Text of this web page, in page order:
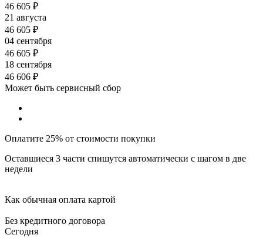
46 605 ₽
21 августа
46 605 ₽
04 сентября
46 605 ₽
18 сентября
46 606 ₽
Может быть сервисный сбор
Оплатите 25% от стоимости покупки
Оставшиеся 3 части спишутся автоматически с шагом в две
недели
Как обычная оплата картой
Без кредитного договора
Сегодня